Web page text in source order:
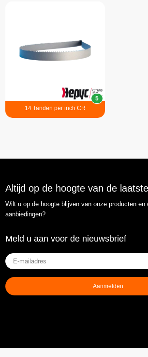
14 Tanden per inch CR
5
Altijd op de hoogte van de
Wilt u op de hoogte blijven van onze producten en
aanbiedingen?
Meld u aan voor de nieuwsbrief
E-
mailadres(Vereist)
Aanmelden